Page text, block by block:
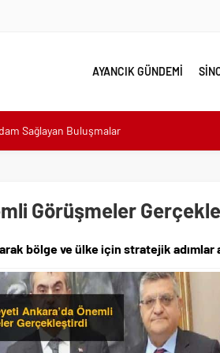
AYANCIK GÜNDEMİ
“Halkımızın içinde, Bornova’nın
Noktasında Gece Gündüz Sahadayız”
Ödüllü Resim, Şiir ve Kompozisyon
Üretim Gücünü Destekliyoruz”
yalnız bırakılmadı
karşı karşıya
Sağlayan Buluşmalar
Görüşmeler
bölge ve ülke için stratejik adımlar